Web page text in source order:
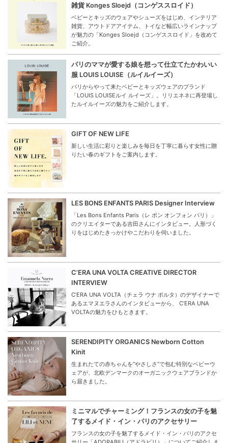
雑貨 Konges Sloejd（コンゲススロイド）
ベビーとキッズのウェアやシューズをはじめ、インテリア
雑貨、アウトドアアイテム、トイなど幅広いラインナップ
が魅力の「Konges Sloejd（コンゲススロイド」を改めて
ご紹介。
パリのママが愛する娘を想って仕立てたかわいい
服 LOUIS LOUISE（ルイルイーズ）
パリからやって来たベビーとキッズウェアのブランド
「LOUIS LOUISEルイ ルイーズ」。リリエネネに再登場し
たルイルイーズの魅力をご紹介します。
GIFT OF NEW LIFE
新しい生活に彩りと楽しみを毎日を丁寧に暮らす女性に贈
りたい春のギフトをご案内します。
LES BONS ENFANTS PARIS Designer Interview
「Les Bons Enfants Paris（レ ボン オンフォン パリ）」
のクリエイターである吉田さんにインタビュー。人形づく
りをはじめたきっかけやこだわりを伺いました。
C’ERA UNA VOLTA CREATIVE DIRECTOR
INTERVIEW
C’ERA UNA VOLTA（チェラ ウナ ボルタ）のデザイナーで
あるエマヌエラさんのインタビューから、 C’ERA UNA
VOLTAの魅力をひもときます。
SERENDIPITY ORGANICS Newborn Cotton
Kinit
生まれたての赤ちゃんを“やさしさ”で包む特別なベビーウ
ェアが、北欧デンマークのオーガニックウェアブランドか
ら届きました。
ミニマルでチャーミング！フランスの女の子を魅
了するメイド・イン・パリのアクセサリー
フランスの女の子を魅了するメイド・イン・パリのアクセ